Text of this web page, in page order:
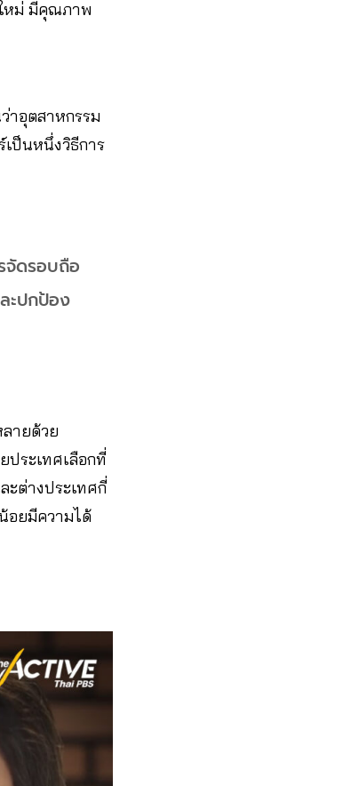
หม่ มีคุณภาพ
าอุตสาหกรรม
ป็นหนึ่งวิธีการ
จัดรอบถือ
ะปกป้อง
ายด้วย
ระเทศเลือกที่
ะต่างประเทศกี่
อยมีความได้